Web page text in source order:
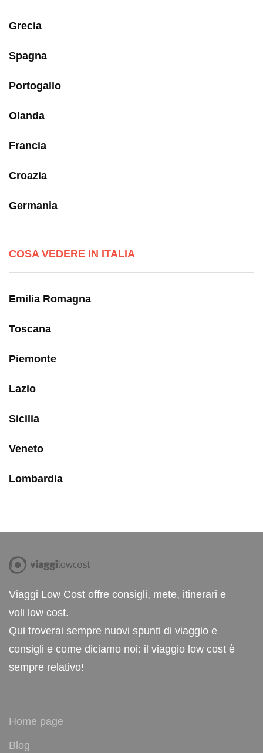
Grecia
Spagna
Portogallo
Olanda
Francia
Croazia
Germania
COSA VEDERE IN ITALIA
Emilia Romagna
Toscana
Piemonte
Lazio
Sicilia
Veneto
Lombardia
Viaggi Low Cost offre consigli, mete, itinerari e
voli low cost.
Qui troverai sempre nuovi spunti di viaggio e
consigli e come diciamo noi: il viaggio low cost è
sempre relativo!
Home page
Blog